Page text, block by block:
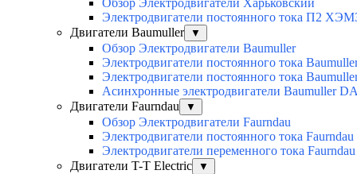
Обзор Электродвигатели Харьковский
Электродвигатели постоянного тока П2
Двигатели Baumuller
▼
Обзор Электродвигатели Baumuller
Электродвигатели постоянного тока
Электродвигатели постоянного тока
Асинхронные электродвигатели Baumuller
Двигатели Faurndau
▼
Обзор Электродвигатели Faurndau
Электродвигатели постоянного тока Faurndau
Электродвигатели переменного тока
Двигатели T-T Electric
▼